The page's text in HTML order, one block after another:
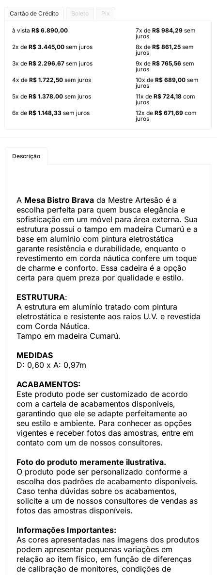
Cartão de Crédito Boleto Pix
à vista R$ 6.890,00
2x de R$ 3.445,00 sem juros
3x de R$ 2.296,67 sem juros
4x de R$ 1.722,50 sem juros
5x de R$ 1.378,00 sem juros
6x de R$ 1.148,33 sem juros
7x de R$ 984,29 sem
juros
8x de R$ 861,25 sem
juros
9x de R$ 765,56 sem
juros
10x de R$ 689,00 sem
juros
11x de R$ 724,18 com
juros
12x de R$ 671,69 com
juros
Descrição
A Mesa Bistro Brava da Mestre Artesão é a
escolha perfeita para quem busca elegância e
sofisticação em um móvel para área externa. Sua
estrutura possui o tampo em madeira Cumarú e a
base em alumínio com pintura eletrostática
garante resistência e durabilidade, enquanto o
revestimento em corda náutica confere um toque
de charme e conforto. Essa cadeira é a opção
certa para quem preza por qualidade e estilo.
ESTRUTURA:
A estrutura em alumínio tratado com pintura
eletrostática e resistente aos raios U.V. e revestida
com Corda Náutica.
Tampo em madeira Cumarú.
MEDIDAS
D: 0,60 x A: 0,97m
ACABAMENTOS:
Este produto pode ser customizado de acordo
com a cartela de acabamentos disponíveis,
garantindo que ele se adapte perfeitamente ao
seu estilo e ambiente. Para conhecer as opções
vigentes e receber fotos das amostras, entre em
contato com um de nossos consultores.
Foto do produto meramente ilustrativa.
O produto pode ser personalizado conforme a
escolha dos padrões de acabamento disponíveis.
Caso tenha dúvidas sobre os acabamentos,
solicite a um de nossos consultores de vendas as
fotos das amostras disponíveis.
Informações Importantes:
As cores apresentadas nas imagens dos produtos
podem apresentar pequenas variações em
relação ao item físico, em função de diferenças
de calibração de monitores, condições de